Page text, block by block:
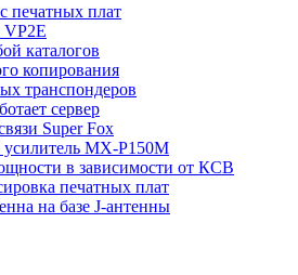
печатных плат
VP2E
каталогов
копирования
транспондеров
сервер
Super Fox
MX-P150M
в зависимости от КСВ
печатных плат
на базе J-антенны